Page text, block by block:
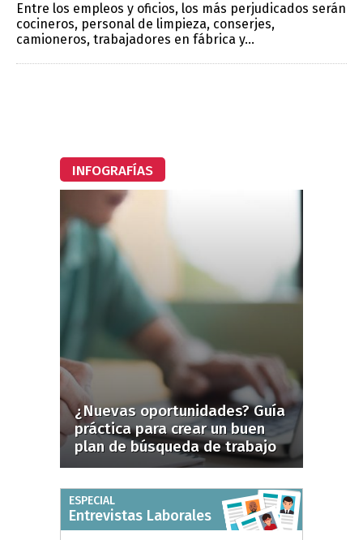
Entre los empleos y oficios, los más perjudicados serán
cocineros, personal de limpieza, conserjes,
camioneros, trabajadores en fábrica y...
INFOGRAFÍAS
¿Nuevas oportunidades? Guía
práctica para crear un buen
plan de búsqueda de trabajo
ESPECIAL
Entrevistas Laborales